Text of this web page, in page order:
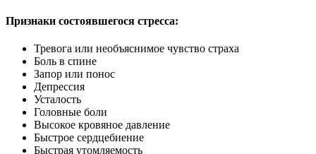
Признаки состоявшегося стресса:
Тревога или необъяснимое чувство страха
Боль в спине
Запор или понос
Депрессия
Усталость
Головные боли
Высокое кровяное давление
Быстрое сердцебиение
Быстрая утомляемость